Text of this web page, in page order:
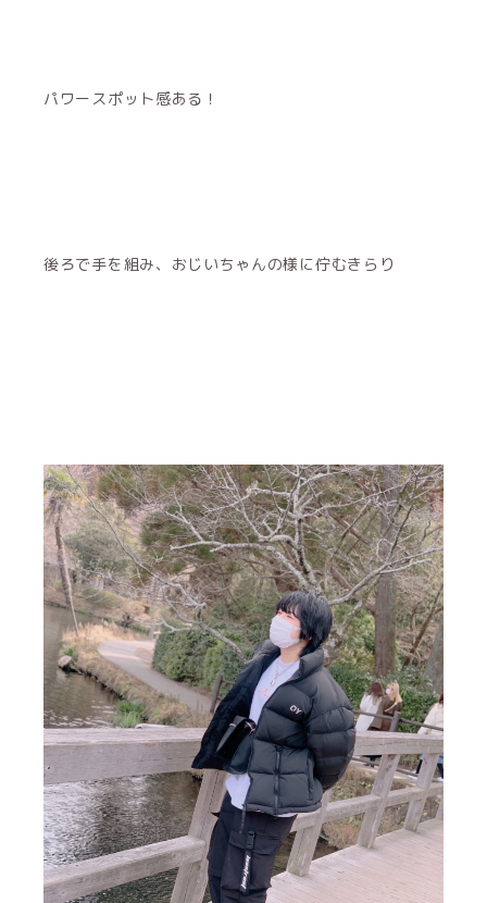
パワースポット感ある！
後ろで手を組み、おじいちゃんの様に佇むきらり